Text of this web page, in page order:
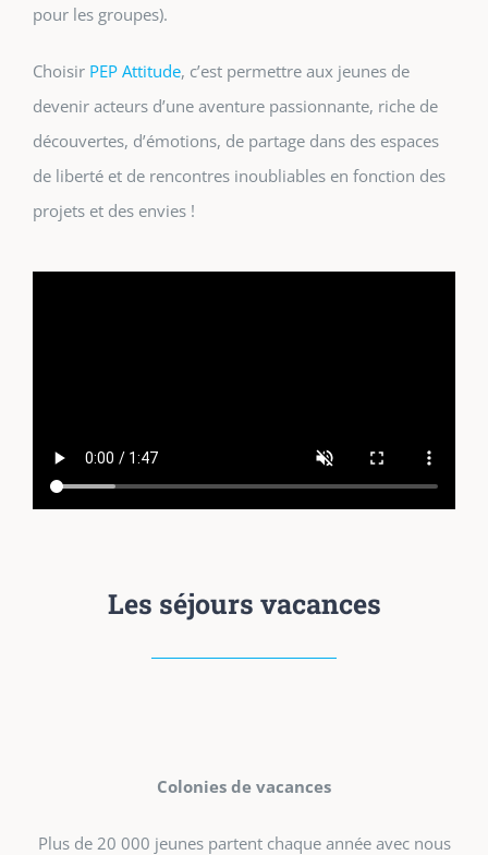
pour les groupes).
Choisir PEP Attitude, c’est permettre aux jeunes de
devenir acteurs d’une aventure passionnante, riche de
découvertes, d’émotions, de partage dans des espaces
de liberté et de rencontres inoubliables en fonction des
projets et des envies !
Les séjours vacances
Colonies de vacances
Plus de 20 000 jeunes partent chaque année avec nous